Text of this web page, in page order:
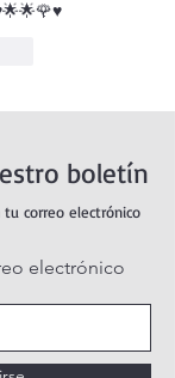
boletín
correo electrónico
electrónico